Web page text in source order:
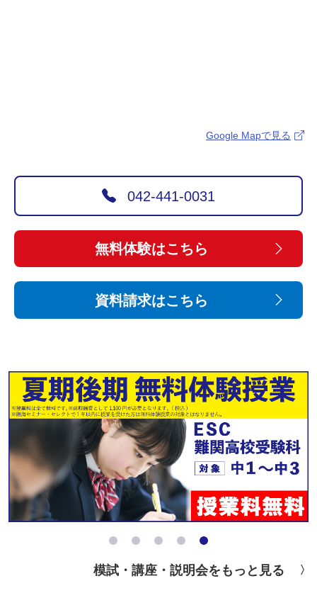
Google Mapで見る
042-441-0031
無料体験はこちら
資料請求はこちら
模試・講座・説明会をもっと見る